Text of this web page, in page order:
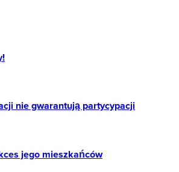
nie gwarantują partycypacji
jego mieszkańców